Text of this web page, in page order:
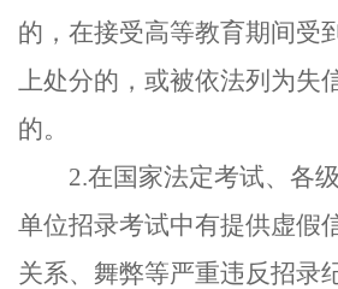
的，在接受高等教育期间受
上处分的，或被依法列为失
的。
2.在国家法定考试、各
单位招录考试中有提供虚假
关系、舞弊等严重违反招录